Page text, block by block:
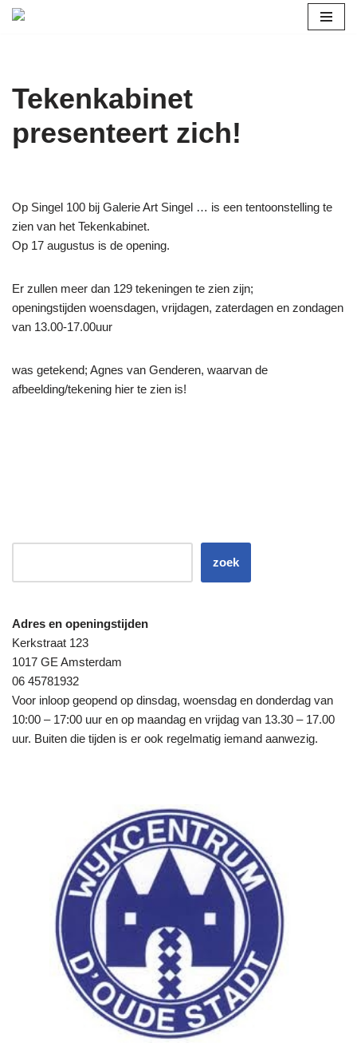
inhoud
Tekenkabinet
presenteert zich!
Op Singel 100 bij Galerie Art Singel … is een tentoonstelling te
zien van het Tekenkabinet.
Op 17 augustus is de opening.
Er zullen meer dan 129 tekeningen te zien zijn;
openingstijden woensdagen, vrijdagen, zaterdagen en zondagen
van 13.00-17.00uur
was getekend; Agnes van Genderen, waarvan de
afbeelding/tekening hier te zien is!
zoek
Adres en openingstijden
Kerkstraat 123
1017 GE Amsterdam
06 45781932
Voor inloop geopend op dinsdag, woensdag en donderdag van
10:00 – 17:00 uur en op maandag en vrijdag van 13.30 – 17.00
uur. Buiten die tijden is er ook regelmatig iemand aanwezig.